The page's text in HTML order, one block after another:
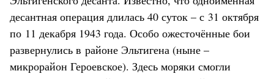
десантная операция длилась 40 суток – с 31 октября
по 11 декабря 1943 года. Особо ожесточённые бои
развернулись в районе Эльтигена (ныне –
микрорайон Героевское). Здесь моряки смогли